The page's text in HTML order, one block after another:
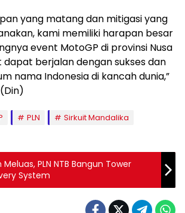
yang matang dan mitigasi yang
kami memiliki harapan besar
event MotoGP di provinsi Nusa
dapat berjalan dengan sukses dan
nama Indonesia di kancah dunia,”
PLN
Sirkuit Mandalika
PLN NTB Bangun Tower
System